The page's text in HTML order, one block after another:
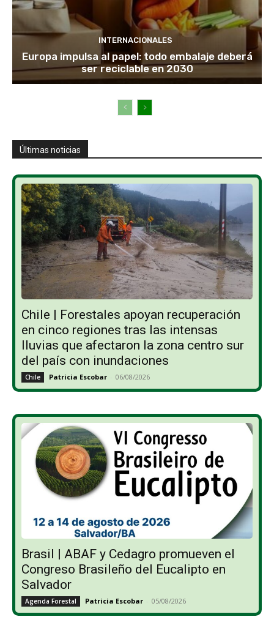
INTERNACIONALES
Europa impulsa al papel: todo embalaje deberá
ser reciclable en 2030
Últimas noticias
Chile | Forestales apoyan recuperación
en cinco regiones tras las intensas
lluvias que afectaron la zona centro sur
del país con inundaciones
Chile Patricia Escobar - 06/08/2026
Brasil | ABAF y Cedagro promueven el
Congreso Brasileño del Eucalipto en
Salvador
Agenda Forestal Patricia Escobar - 05/08/2026